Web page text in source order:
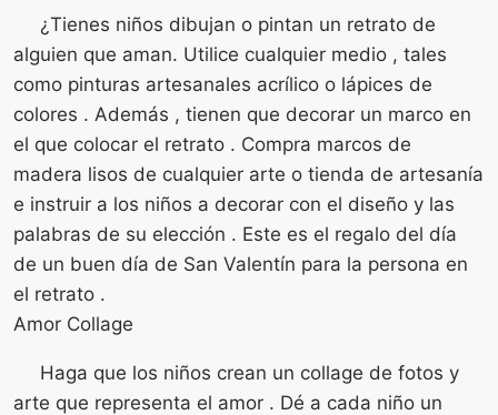
¿Tienes niños dibujan o pintan un retrato de
alguien que aman. Utilice cualquier medio , tales
como pinturas artesanales acrílico o lápices de
colores . Además , tienen que decorar un marco en
el que colocar el retrato . Compra marcos de
madera lisos de cualquier arte o tienda de artesanía
e instruir a los niños a decorar con el diseño y las
palabras de su elección . Este es el regalo del día
de un buen día de San Valentín para la persona en
el retrato .
Amor Collage
Haga que los niños crean un collage de fotos y
arte que representa el amor . Dé a cada niño un